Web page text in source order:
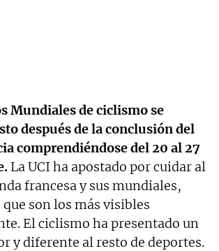
Mundiales de ciclismo se
después de la conclusión del
comprendiéndose del 20 al 27
La UCI ha apostado por cuidar al
francesa y sus mundiales,
son los más visibles
El ciclismo ha presentado un
y diferente al resto de deportes.